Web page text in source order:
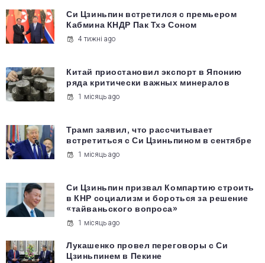
Си Цзиньпин встретился с премьером
Кабмина КНДР Пак Тхэ Соном
4 тижні ago
Китай приостановил экспорт в Японию
ряда критически важных минералов
1 місяць ago
Трамп заявил, что рассчитывает
встретиться с Си Цзиньпином в сентябре
1 місяць ago
Си Цзиньпин призвал Компартию строить
в КНР социализм и бороться за решение
«тайваньского вопроса»
1 місяць ago
Лукашенко провел переговоры с Си
Цзиньпинем в Пекине